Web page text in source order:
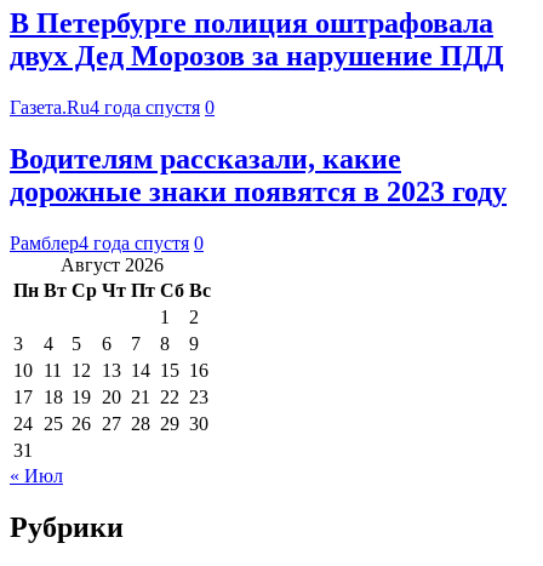
В Петербурге полиция оштрафовала
двух Дед Морозов за нарушение ПДД
Газета.Ru4 года спустя 0
Водителям рассказали, какие
дорожные знаки появятся в 2023 году
Рамблер4 года спустя 0
Август 2026
Пн Вт Ср Чт Пт Сб Вс
1
2
3
4 5 6 7 8
9
10 11 12 13 14 15 16
17 18 19 20 21 22 23
24 25 26 27 28 29 30
31
« Июл
Рубрики